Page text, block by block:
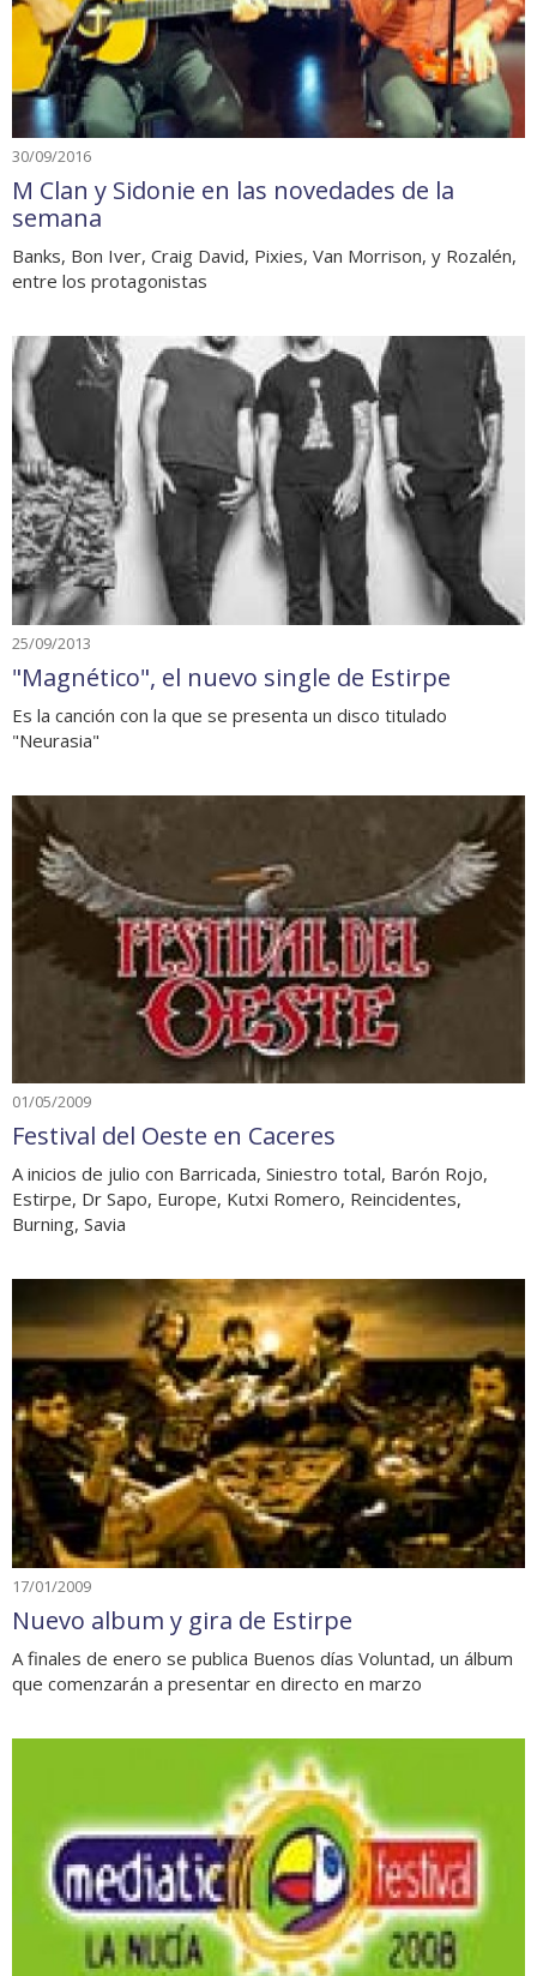
30/09/2016
M Clan y Sidonie en las novedades de la
semana
Banks, Bon Iver, Craig David, Pixies, Van Morrison, y Rozalén,
entre los protagonistas
25/09/2013
"Magnético", el nuevo single de Estirpe
Es la canción con la que se presenta un disco titulado
"Neurasia"
01/05/2009
Festival del Oeste en Caceres
A inicios de julio con Barricada, Siniestro total, Barón Rojo,
Estirpe, Dr Sapo, Europe, Kutxi Romero, Reincidentes,
Burning, Savia
17/01/2009
Nuevo album y gira de Estirpe
A finales de enero se publica Buenos días Voluntad, un álbum
que comenzarán a presentar en directo en marzo